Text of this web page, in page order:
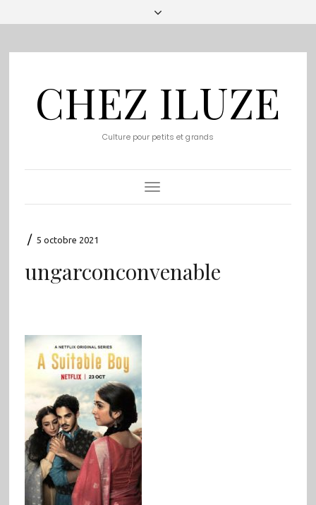
CHEZ ILUZE
Culture pour petits et grands
Toggle
Navigation
/ 5 octobre 2021
ungarconconvenable